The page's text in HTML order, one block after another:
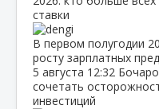
ставки
В первом полугодии
росту зарплатных
5 августа 12:32
сочетать
инвестиций